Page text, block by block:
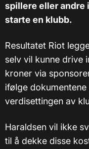
spillere eller andre
starte en klubb.
Resultatet Riot
selv vil kunne drive
kroner via
ifølge
verdisettingen av
Haraldsen vil ikke
til å dekke disse